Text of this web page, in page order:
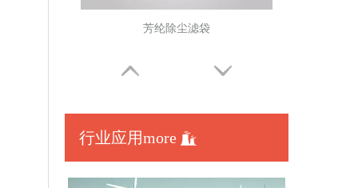
芳纶除尘滤袋
行业应用more 